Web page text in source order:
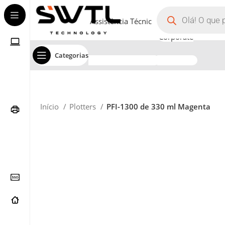
Categorias
Assistência Técnica
Corporate
Início Plotters PFI-1300 de 330 ml Magenta